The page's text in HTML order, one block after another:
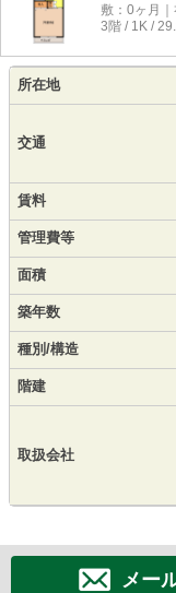
敷：0ヶ月｜
3階 / 1K /
所在地
交通
賃料
管理費等
面積
築年数
種別/構造
階建
取扱会社
メー